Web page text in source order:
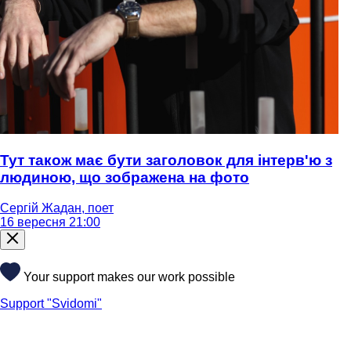
Тут також має бути заголовок для інтерв'ю з
людиною, що зображена на фото
Сергій Жадан, поет
16 вересня 21:00
Your support makes our work possible
Support "Svidomi"